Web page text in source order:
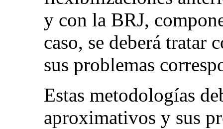
y con la BRJ,
caso, se deberá tratar
sus problemas
Estas metodologías
aproximativos y sus